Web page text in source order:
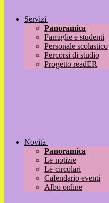
Servizi
Panoramica
Famiglie e studenti
Personale scolastico
Percorsi di studio
Progetto readER
Novità
Panoramica
Le notizie
Le circolari
Calendario eventi
Albo online